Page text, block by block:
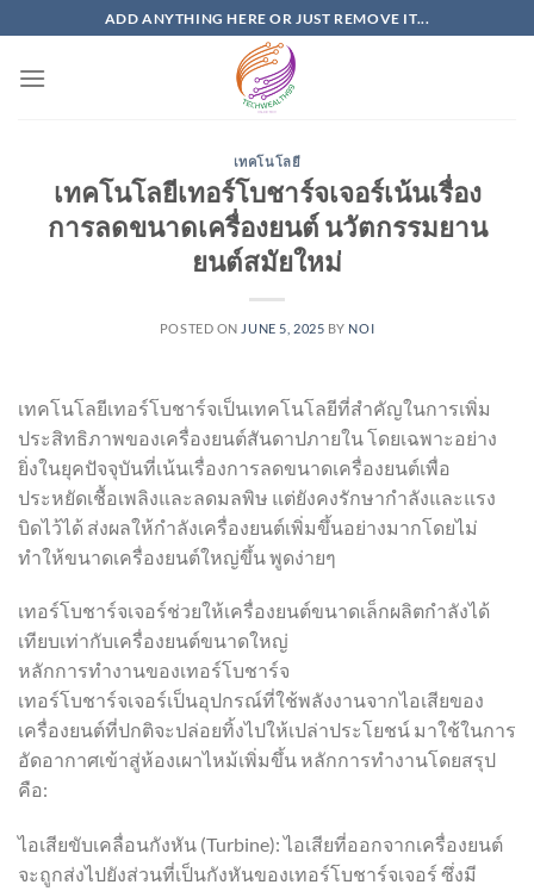
to
content
ADD ANYTHING HERE OR JUST REMOVE IT...
เทคโนโลยี
เทคโนโลยีเทอร์โบชาร์จเจอร์เน้นเรื่อง
การลดขนาดเครื่องยนต์ นวัตกรรมยาน
ยนต์สมัยใหม่
POSTED ON JUNE 5, 2025 BY NOI
เทคโนโลยีเทอร์โบชาร์จเป็นเทคโนโลยีที่สำคัญในการเพิ่ม
ประสิทธิภาพของเครื่องยนต์สันดาปภายใน โดยเฉพาะอย่าง
ยิ่งในยุคปัจจุบันที่เน้นเรื่องการลดขนาดเครื่องยนต์เพื่อ
ประหยัดเชื้อเพลิงและลดมลพิษ แต่ยังคงรักษากำลังและแรง
บิดไว้ได้ ส่งผลให้กำลังเครื่องยนต์เพิ่มขึ้นอย่างมากโดยไม่
ทำให้ขนาดเครื่องยนต์ใหญ่ขึ้น พูดง่ายๆ
เทอร์โบชาร์จเจอร์ช่วยให้เครื่องยนต์ขนาดเล็กผลิตกำลังได้
เทียบเท่ากับเครื่องยนต์ขนาดใหญ่
หลักการทำงานของเทอร์โบชาร์จ
เทอร์โบชาร์จเจอร์เป็นอุปกรณ์ที่ใช้พลังงานจากไอเสียของ
เครื่องยนต์ที่ปกติจะปล่อยทิ้งไปให้เปล่าประโยชน์ มาใช้ในการ
อัดอากาศเข้าสู่ห้องเผาไหม้เพิ่มขึ้น หลักการทำงานโดยสรุป
คือ:
ไอเสียขับเคลื่อนกังหัน (Turbine): ไอเสียที่ออกจากเครื่องยนต์
จะถูกส่งไปยังส่วนที่เป็นกังหันของเทอร์โบชาร์จเจอร์ ซึ่งมี